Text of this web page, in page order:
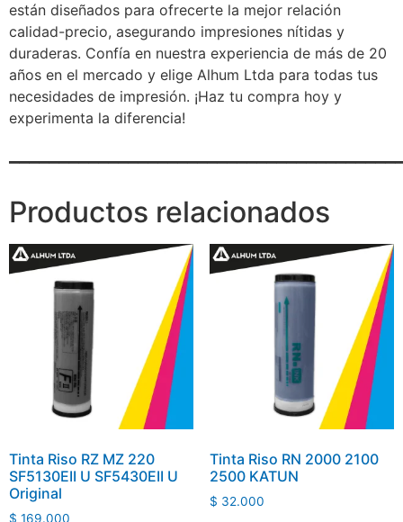
están diseñados para ofrecerte la mejor relación
calidad-precio, asegurando impresiones nítidas y
duraderas. Confía en nuestra experiencia de más de 20
años en el mercado y elige Alhum Ltda para todas tus
necesidades de impresión. ¡Haz tu compra hoy y
experimenta la diferencia!
Productos relacionados
Tinta Riso RZ MZ 220
SF5130EII U SF5430EII U
Original
$ 169.000
Tinta Riso RN 2000 2100
2500 KATUN
$ 32.000